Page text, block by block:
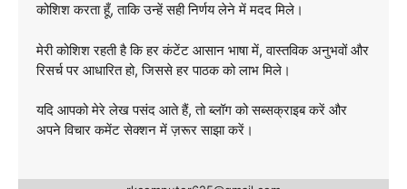
कोशिश करता हूँ, ताकि उन्हें सही निर्णय लेने में मदद मिले।
मेरी कोशिश रहती है कि हर कंटेंट आसान भाषा में, वास्तविक अनुभवों और
रिसर्च पर आधारित हो, जिससे हर पाठक को लाभ मिले।
यदि आपको मेरे लेख पसंद आते हैं, तो ब्लॉग को सब्सक्राइब करें और
अपने विचार कमेंट सेक्शन में ज़रूर साझा करें।